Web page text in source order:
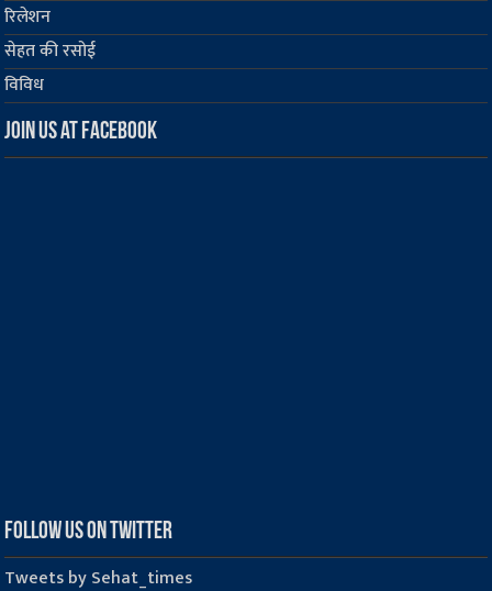
रिलेशन
सेहत की रसोई
विविध
Join us at Facebook
Follow us on Twitter
Tweets by Sehat_times